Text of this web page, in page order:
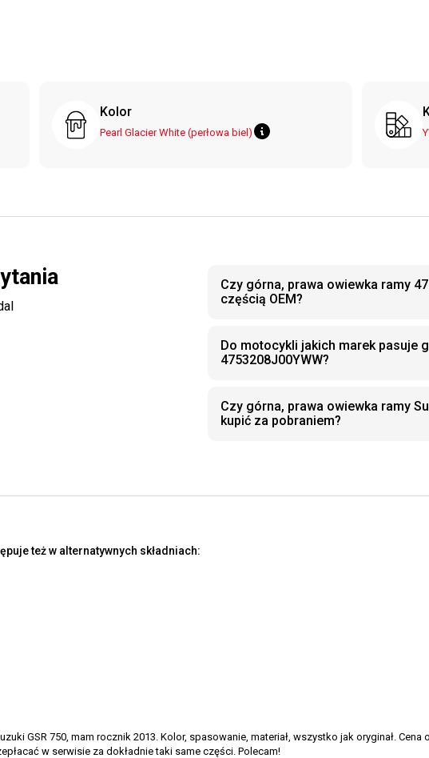
Kolor
Pearl Glacier White (perłowa biel)
Czy górna, prawa owiewka ramy
częścią OEM?
Do motocykli jakich marek pasuje
4753208J00YWW?
Czy górna, prawa owiewka ramy
kupić za pobraniem?
też w alternatywnych składniach:
GSR 750, mam rocznik 2013. Kolor, spasowanie, materiał, wszystko jak oryginał.
w serwisie za dokładnie taki same części. Polecam!